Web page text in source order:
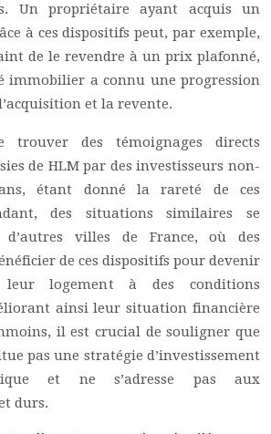
Un propriétaire ayant acquis un
à ces dispositifs peut, par exemple,
de le revendre à un prix plafonné,
immobilier a connu une progression
et la revente.
des témoignages directs
de HLM par des investisseurs non-
étant donné la rareté de ces
des situations similaires se
d’autres villes de France, où des
de ces dispositifs pour devenir
leur logement à des conditions
ainsi leur situation financière
il est crucial de souligner que
pas une stratégie d’investissement
et ne s’adresse pas aux
durs.